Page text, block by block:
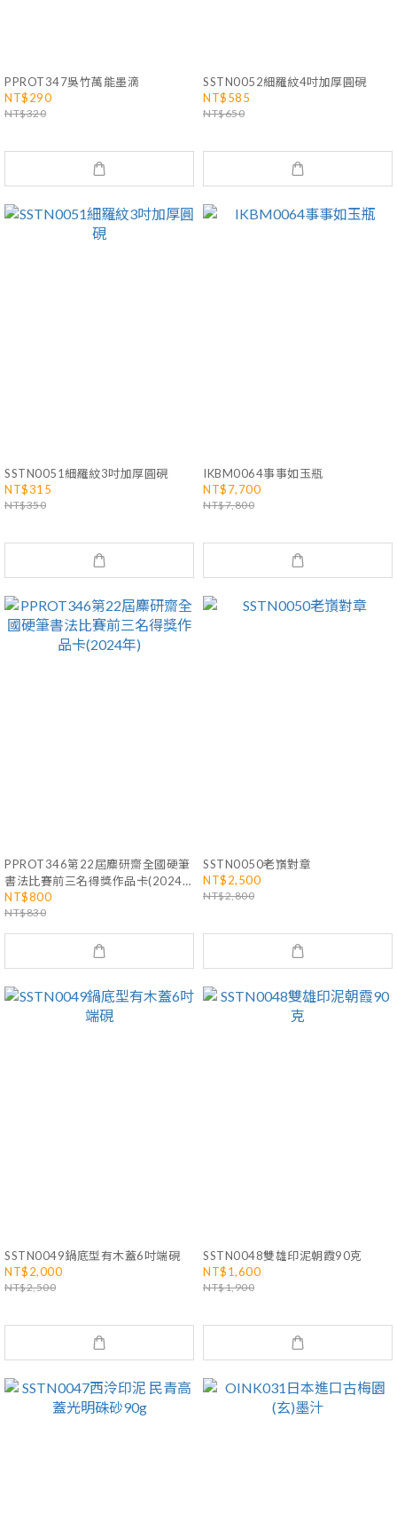
PPROT347吳竹萬能墨滴
NT$290
NT$320
SSTN0052細羅紋4吋加厚圓硯
NT$585
NT$650
SSTN0051細羅紋3吋加厚圓硯
NT$315
NT$350
IKBM0064事事如玉瓶
NT$7,700
NT$7,800
PPROT346第22屆麋研齋全國硬筆
書法比賽前三名得獎作品卡(2024
年)
NT$800
NT$830
SSTN0050老嵿對章
NT$2,500
NT$2,800
SSTN0049鍋底型有木蓋6吋端硯
NT$2,000
NT$2,500
SSTN0048雙雄印泥朝霞90克
NT$1,600
NT$1,900